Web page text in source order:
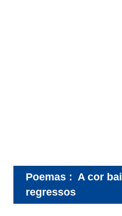
Poemas : A cor
regressos